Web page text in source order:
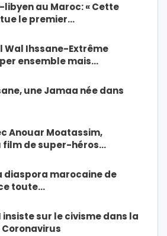
au Maroc: « Cette
le premier…
Wal Ihssane-Extrême
ensemble mais…
une Jamaa née dans
Anouar Moatassim,
de super-héros…
diaspora marocaine de
toute…
insiste sur le civisme dans la